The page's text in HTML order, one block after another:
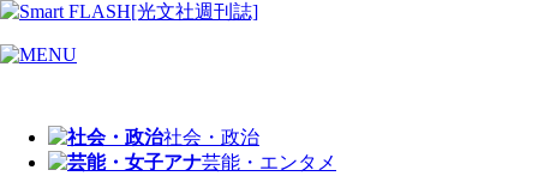
社会・政治
芸能・エンタメ